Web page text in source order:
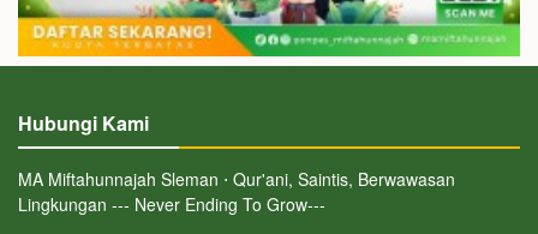
Hubungi Kami
MA Miftahunnajah Sleman ⋅ Qur'ani, Saintis, Berwawasan
Lingkungan --- Never Ending To Grow---